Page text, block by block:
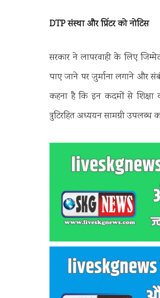
DTP संस्था और प्रिंटर को नोटिस
सरकार ने लापरवाही के लिए
पाए जाने पर जुर्माना लगाने और
कहना है कि इन कदमों से शिक्षा
त्रुटिरहित अध्ययन सामग्री उपलब्ध